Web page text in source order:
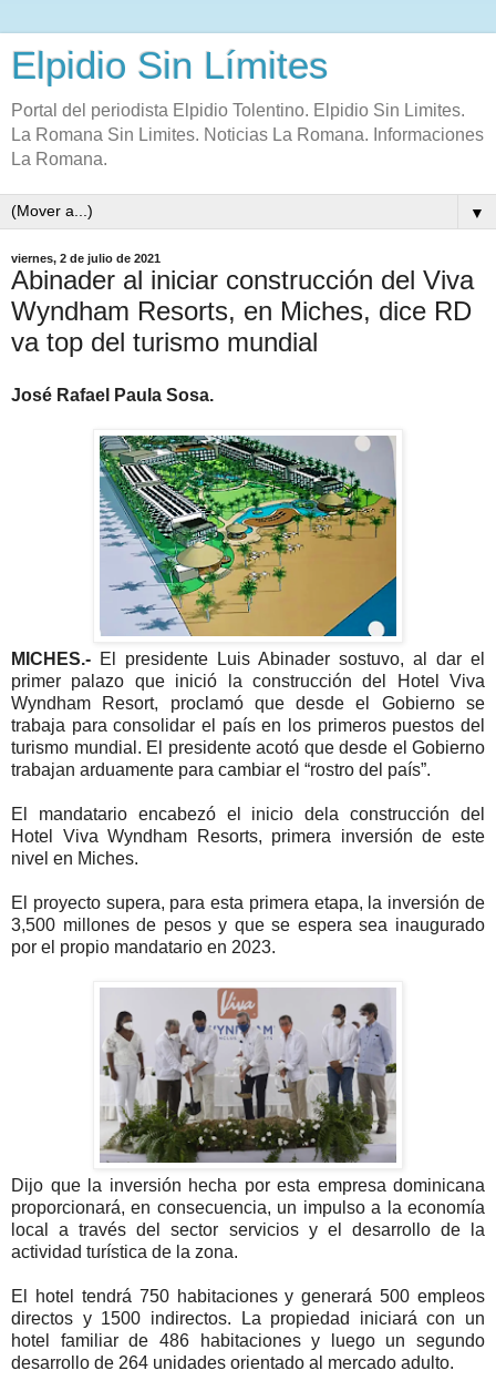
Elpidio Sin Límites
Portal del periodista Elpidio Tolentino. Elpidio Sin Limites.
La Romana Sin Limites. Noticias La Romana. Informaciones
La Romana.
▼
viernes, 2 de julio de 2021
Abinader al iniciar construcción del Viva
Wyndham Resorts, en Miches, dice RD
va top del turismo mundial
José Rafael Paula Sosa.
MICHES.- El presidente Luis Abinader sostuvo, al dar el
primer palazo que inició la construcción del Hotel Viva
Wyndham Resort, proclamó que desde el Gobierno se
trabaja para consolidar el país en los primeros puestos del
turismo mundial. El presidente acotó que desde el Gobierno
trabajan arduamente para cambiar el “rostro del país”.
El mandatario encabezó el inicio dela construcción del
Hotel Viva Wyndham Resorts, primera inversión de este
nivel en Miches.
El proyecto supera, para esta primera etapa, la inversión de
3,500 millones de pesos y que se espera sea inaugurado
por el propio mandatario en 2023.
Dijo que la inversión hecha por esta empresa dominicana
proporcionará, en consecuencia, un impulso a la economía
local a través del sector servicios y el desarrollo de la
actividad turística de la zona.
El hotel tendrá 750 habitaciones y generará 500 empleos
directos y 1500 indirectos. La propiedad iniciará con un
hotel familiar de 486 habitaciones y luego un segundo
desarrollo de 264 unidades orientado al mercado adulto.